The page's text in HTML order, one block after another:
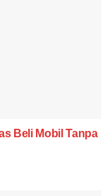
Beli Mobil Tanpa